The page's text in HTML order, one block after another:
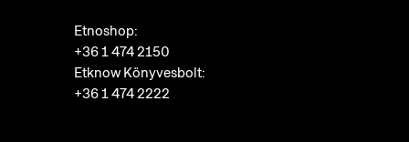
Etnoshop:
+36 1 474 2150
Etknow Könyvesbolt:
+36 1 474 2222